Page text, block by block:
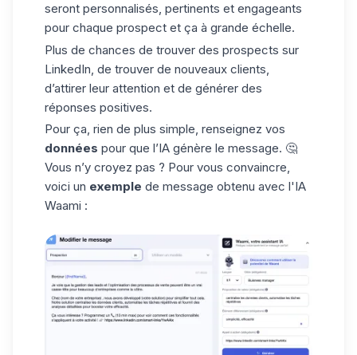
seront personnalisés, pertinents et engageants
pour chaque prospect et ça à grande échelle.
Plus de chances de trouver des prospects sur
LinkedIn, de trouver de nouveaux clients,
d’attirer leur attention et de générer des
réponses positives.
Pour ça, rien de plus simple, renseignez vos
données pour que l’IA génère le message. 🤔
Vous n’y croyez pas ? Pour vous convaincre,
voici un exemple de message obtenu avec l'IA
Waami :